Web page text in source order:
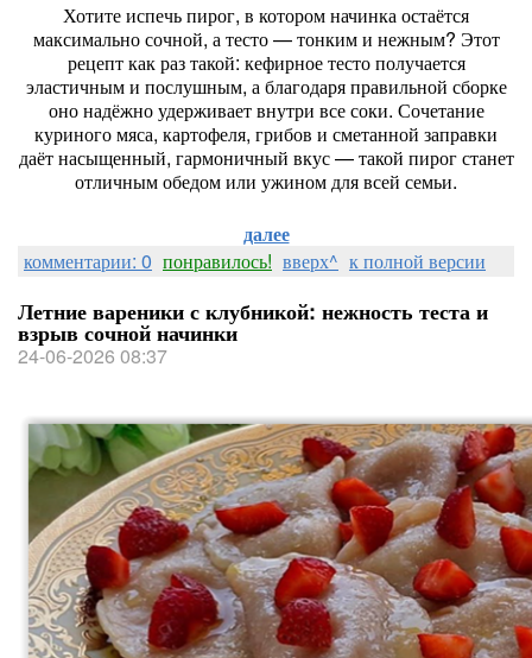
Хотитеиспечьпирог, в которомначинкаостаётся
максимальносочной, атесто— тонкими нежным? Этот
рецепткакразтакой: кефирноетестополучается
эластичными послушным, аблагодаряправильной сборке
ононадёжноудерживаетвнутри всесоки. Сочетание
куриногомяса, картофеля, грибов и сметанной заправки
даётнасыщенный, гармоничный вкус— такой пирогстанет
отличнымобедомили ужиномдлявсей семьи.
далее
комментарии: 0 понравилось! вверх^ к полной версии
Летние вареники с клубникой: нежность теста и
взрыв сочной начинки
24-06-2026 08:37